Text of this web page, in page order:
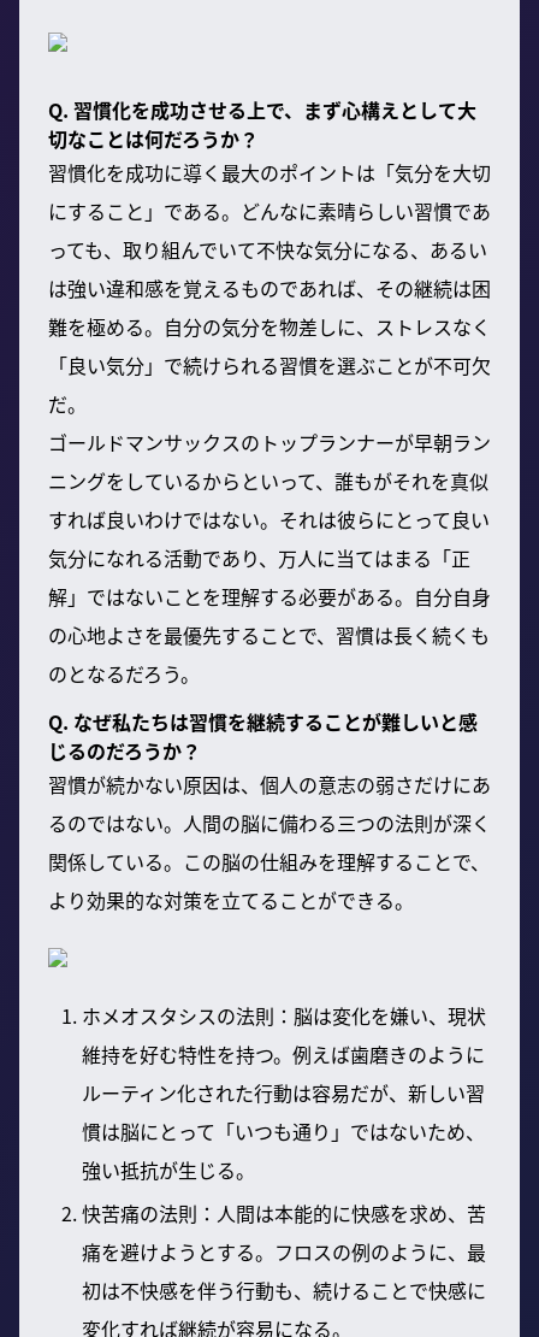
Q. 習慣化を成功させる上で、まず心構えとして大
切なことは何だろうか？
習慣化を成功に導く最大のポイントは「気分を大切
にすること」である。どんなに素晴らしい習慣であ
っても、取り組んでいて不快な気分になる、あるい
は強い違和感を覚えるものであれば、その継続は困
難を極める。自分の気分を物差しに、ストレスなく
「良い気分」で続けられる習慣を選ぶことが不可欠
だ。
ゴールドマンサックスのトップランナーが早朝ラン
ニングをしているからといって、誰もがそれを真似
すれば良いわけではない。それは彼らにとって良い
気分になれる活動であり、万人に当てはまる「正
解」ではないことを理解する必要がある。自分自身
の心地よさを最優先することで、習慣は長く続くも
のとなるだろう。
Q. なぜ私たちは習慣を継続することが難しいと感
じるのだろうか？
習慣が続かない原因は、個人の意志の弱さだけにあ
るのではない。人間の脳に備わる三つの法則が深く
関係している。この脳の仕組みを理解することで、
より効果的な対策を立てることができる。
ホメオスタシスの法則：脳は変化を嫌い、現状
維持を好む特性を持つ。例えば歯磨きのように
ルーティン化された行動は容易だが、新しい習
慣は脳にとって「いつも通り」ではないため、
強い抵抗が生じる。
快苦痛の法則：人間は本能的に快感を求め、苦
痛を避けようとする。フロスの例のように、最
初は不快感を伴う行動も、続けることで快感に
変化すれば継続が容易になる。